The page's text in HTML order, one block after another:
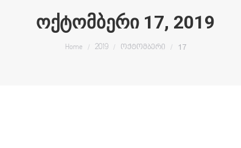
ᲝᲥᲢᲝᲛᲑᲔᲠᲘ 17, 2019
You are here:
Home 2019 ოქტომბერი 17